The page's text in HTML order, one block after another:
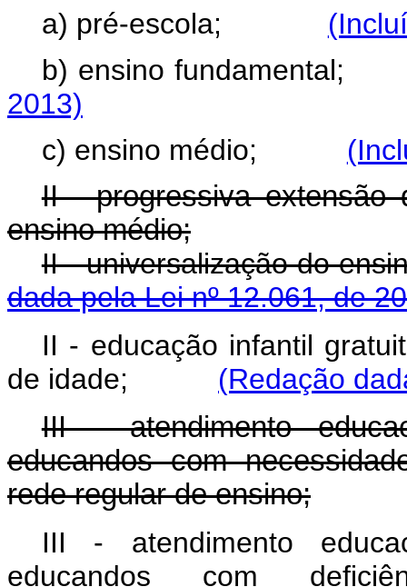
a) pré-escola;
b) ensino
2013)
c) ensino médio;
II - progressiva extensão
ensino médio;
II - universalização do
dada pela Lei nº 12.061, de
II - educação infantil
de idade; (Redação
III - atendimento
educandos com
rede regular de ensino;
III - atendimento
educandos com